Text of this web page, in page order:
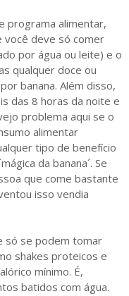
programa alimentar,
você deve só comer
por água ou leite) e o
qualquer doce ou
banana. Além disso,
das 8 horas da noite e
problema aqui se o
alimentar
tipo de benefício
da banana´. Se
que come bastante
isso vendia
só se podem tomar
shakes proteicos e
mínimo. É,
batidos com água.